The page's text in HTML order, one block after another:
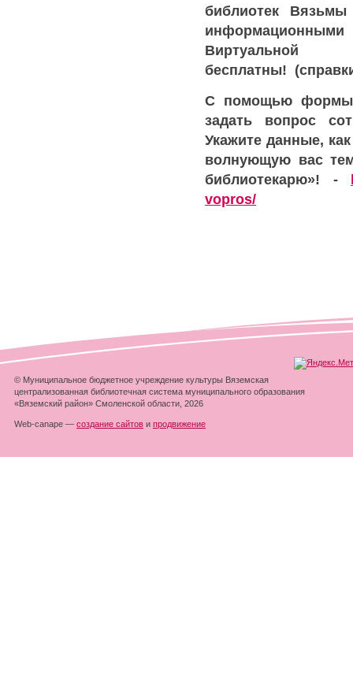
библиотек
бесплатны!
С помощью формы
задать вопрос
Укажите данные,
волнующую вас
библиотекарю»! -
vopros/
© Муниципальное бюджетное учреждение культуры Вяземская
централизованная библиотечная система муниципального образования
«Вяземский район» Смоленской области, 2026
Web-canape — создание сайтов и продвижение